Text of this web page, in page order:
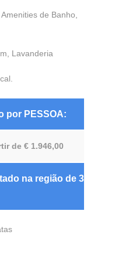
de Banho,
Lavanderia
por PESSOA:
de € 1.946,00
na região de 3